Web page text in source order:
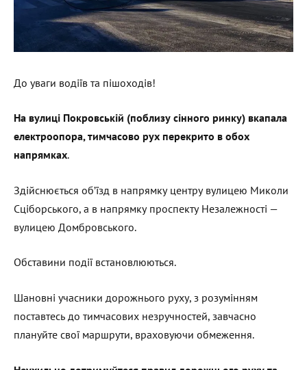
До уваги водіїв та пішоходів!
На вулиці Покровській (поблизу сінного ринку) вкапала
електроопора, тимчасово рух перекрито в обох
напрямках.
Здійснюється об’їзд в напрямку центру вулицею Миколи
Сціборського, а в напрямку проспекту Незалежності —
вулицею Домбровського.
Обставини події встановлюються.
Шановні учасники дорожнього руху, з розумінням
поставтесь до тимчасових незручностей, завчасно
плануйте свої маршрути, враховуючи обмеження.